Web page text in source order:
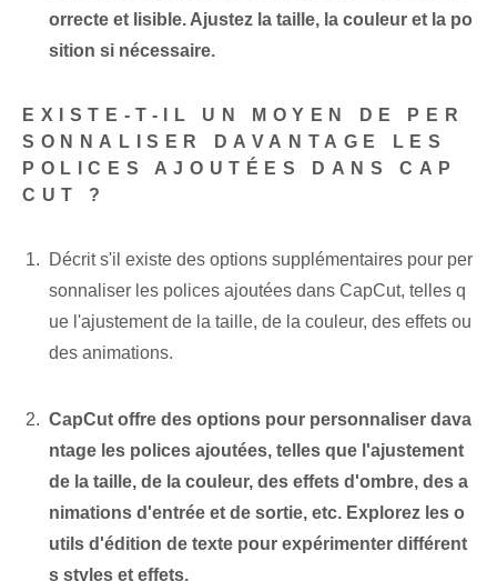
orrecte et lisible. Ajustez la taille, la couleur et la po
sition si nécessaire.
EXISTE-T-IL UN MOYEN DE PER
SONNALISER DAVANTAGE LES
POLICES AJOUTÉES DANS CAP
CUT ?
Décrit s'il existe des options supplémentaires pour per
sonnaliser les polices ajoutées dans CapCut, telles q
ue l'ajustement de la taille, de la couleur, des effets ou
des animations.
CapCut offre des options pour personnaliser dava
ntage les polices ajoutées, telles que l'ajustement
de la taille, de la couleur, des effets d'ombre, des a
nimations d'entrée et de sortie, etc. Explorez les o
utils d'édition de texte pour expérimenter différent
s styles et effets.